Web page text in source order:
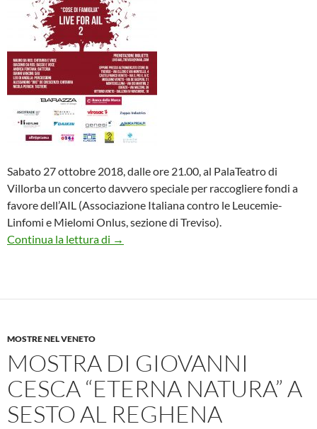
Sabato 27 ottobre 2018, dalle ore 21.00, al PalaTeatro di
Villorba un concerto davvero speciale per raccogliere fondi a
favore dell’AIL (Associazione Italiana contro le Leucemie-
Linfomi e Mielomi Onlus, sezione di Treviso).
Continua la lettura di
Cose di Famiglia Live for Ail 2 – con ospiti
→
MOSTRE NEL VENETO
MOSTRA DI GIOVANNI
CESCA “ETERNA NATURA” A
SESTO AL REGHENA